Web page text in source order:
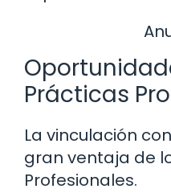
Prácticas
La vinculación
gran ventaja de
Profesionales.